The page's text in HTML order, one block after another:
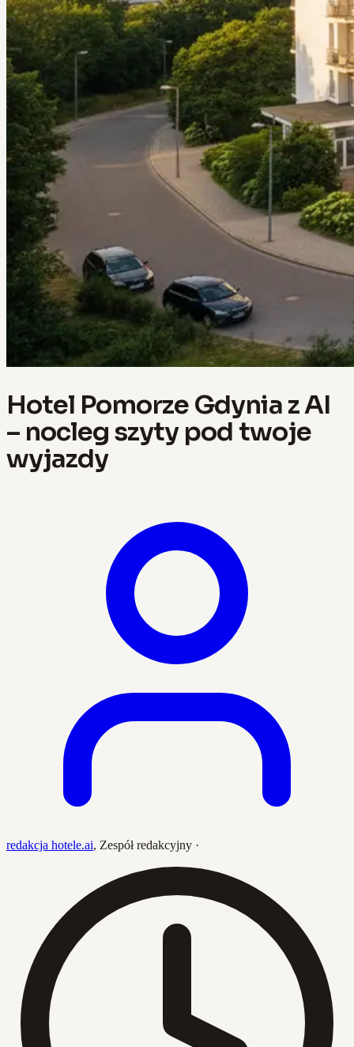
Hotel Pomorze Gdynia z AI
– nocleg szyty pod twoje
wyjazdy
redakcja hotele.ai, Zespół redakcyjny ·